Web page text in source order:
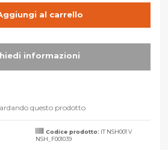
al carrello
questo prodotto
Codice prodotto: IT NSH001 V
NSH_F001039